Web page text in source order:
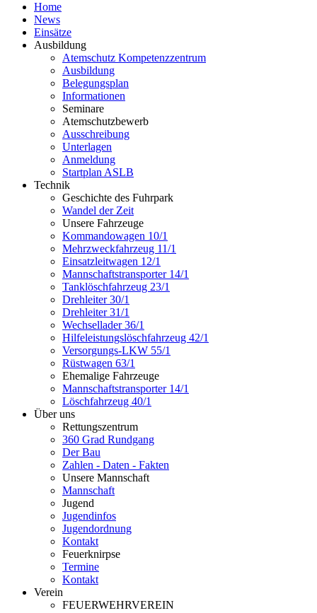
Home
News
Einsätze
Ausbildung
Atemschutz Kompetenzzentrum
Ausbildung
Belegungsplan
Informationen
Seminare
Atemschutzbewerb
Ausschreibung
Unterlagen
Anmeldung
Startplan ASLB
Technik
Geschichte des Fuhrpark
Wandel der Zeit
Unsere Fahrzeuge
Kommandowagen 10/1
Mehrzweckfahrzeug 11/1
Einsatzleitwagen 12/1
Mannschaftstransporter 14/1
Tanklöschfahrzeug 23/1
Drehleiter 30/1
Drehleiter 31/1
Wechsellader 36/1
Hilfeleistungslöschfahrzeug 42/1
Versorgungs-LKW 55/1
Rüstwagen 63/1
Ehemalige Fahrzeuge
Mannschaftstransporter 14/1
Löschfahrzeug 40/1
Über uns
Rettungszentrum
360 Grad Rundgang
Der Bau
Zahlen - Daten - Fakten
Unsere Mannschaft
Mannschaft
Jugend
Jugendinfos
Jugendordnung
Kontakt
Feuerknirpse
Termine
Kontakt
Verein
FEUERWEHRVEREIN